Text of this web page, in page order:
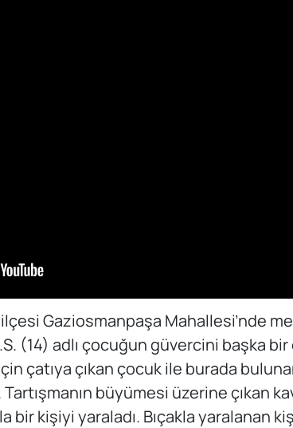
ilçesi Gaziosmanpaşa Mahallesi’nde
(14) adlı çocuğun güvercini başka bir
çatıya çıkan çocuk ile burada
Tartışmanın büyümesi üzerine çıkan
bir kişiyi yaraladı. Bıçakla yaralanan